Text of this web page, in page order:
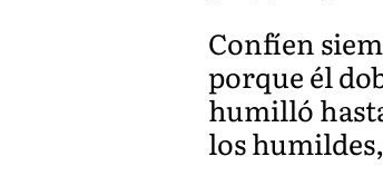
Confíen
porque él
humilló
los